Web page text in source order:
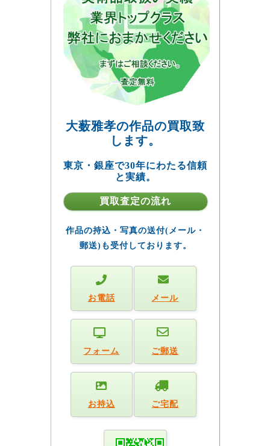
大薮雅孝の作品の買取致
します。
東京・銀座で30年にわたる信頼
と実績。
買取査定の流れ
作品の持込・写真の送付(メール・
郵送)も受付しております。
お電話 メール
フォーム ご郵送
お持込 ご宅配